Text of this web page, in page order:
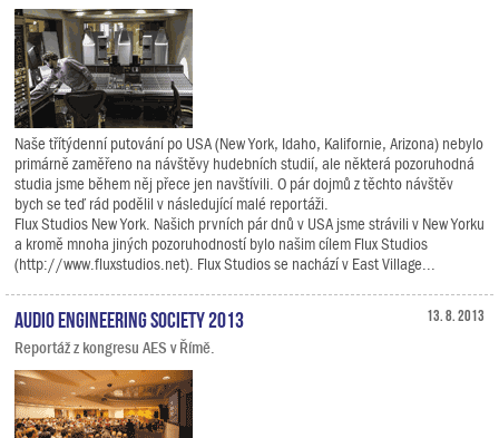
Naše třítýdenní putování po USA (New York, Idaho, Kalifornie, Arizona) nebylo
primárně zaměřeno na návštěvy hudebních studií, ale některá pozoruhodná
studia jsme během něj přece jen navštívili. O pár dojmů z těchto návštěv
bych se teď rád podělil v následující malé reportáži.
Flux Studios New York. Našich prvních pár dnů v USA jsme strávili v New Yorku
a kromě mnoha jiných pozoruhodností bylo našim cílem Flux Studios
(http://www.fluxstudios.net). Flux Studios se nachází v East Village...
13. 8. 2013
Audio Engineering Society 2013
Reportáž z kongresu AES v Římě.